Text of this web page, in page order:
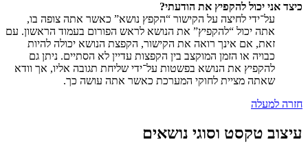
כיצד אני יכול להקפיץ את הודעתי?
על־ידי לחיצה על הקישור “הקפץ נושא” כאשר אתה צופה בו,
אתה יכול “להקפיץ” את הנושא לראש הפורום בעמוד הראשון. עם
זאת, אם אינך רואה את הקישור, הקפצת הנושא יכולה להיות
כבויה או הזמן המוקצב בין הקפצות עדיין לא הסתיים. ניתן גם
להקפיץ את הנושא בפשטות על־ידי שליחת תגובה אליו, אך וודא
שאתה מציית לחוקי המערכת כאשר אתה עושה כך.
חזרה למעלה
עיצוב טקסט וסוגי נושאים